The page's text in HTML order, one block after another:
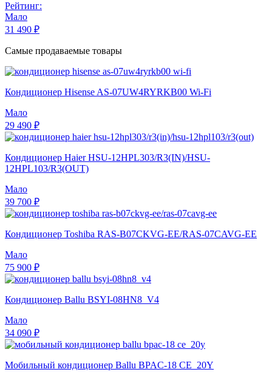
Рейтинг:
Мало
31 490 ₽
Самые продаваемые товары
Кондиционер Hisense AS-07UW4RYRKB00 Wi-Fi
Мало
29 490 ₽
Кондиционер Haier HSU-12HPL303/R3(IN)/HSU-
12HPL103/R3(OUT)
Мало
39 700 ₽
Кондиционер Toshiba RAS-B07CKVG-EE/RAS-07CAVG-EE
Мало
75 900 ₽
Кондиционер Ballu BSYI-08HN8_V4
Мало
34 090 ₽
Мобильный кондиционер Ballu BPAC-18 CE_20Y